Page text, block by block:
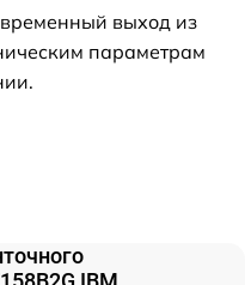
выход из
параметрам